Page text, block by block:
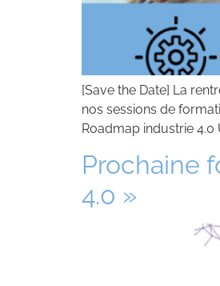
[Save the Date] La
nos sessions de
Roadmap industrie
Prochaine
4.0 »